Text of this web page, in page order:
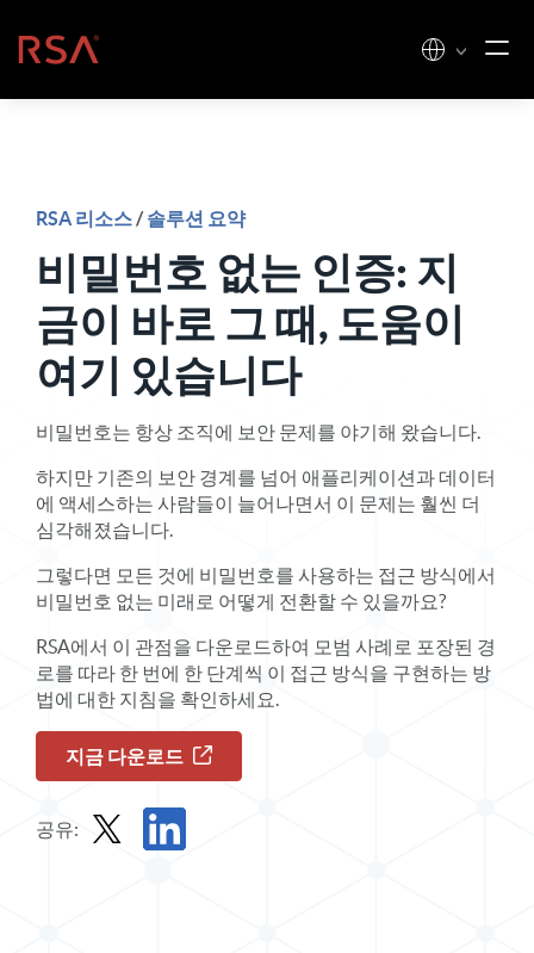
홈
RSA 리소스/솔루션 요약
비밀번호 없는 인증: 지
금이 바로 그 때, 도움이
여기 있습니다
비밀번호는 항상 조직에 보안 문제를 야기해 왔습니다.
하지만 기존의 보안 경계를 넘어 애플리케이션과 데이터
에 액세스하는 사람들이 늘어나면서 이 문제는 훨씬 더
심각해졌습니다.
그렇다면 모든 것에 비밀번호를 사용하는 접근 방식에서
비밀번호 없는 미래로 어떻게 전환할 수 있을까요?
RSA에서 이 관점을 다운로드하여 모범 사례로 포장된 경
로를 따라 한 번에 한 단계씩 이 접근 방식을 구현하는 방
법에 대한 지침을 확인하세요.
지금 다운로드
공유: